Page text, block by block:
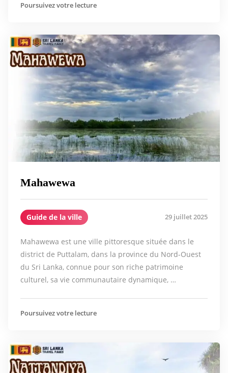
Poursuivez votre lecture
Mahawewa
Guide de la ville 29 juillet 2025
Mahawewa est une ville pittoresque située dans le
district de Puttalam, dans la province du Nord-Ouest
du Sri Lanka, connue pour son riche patrimoine
culturel, sa vie communautaire dynamique, …
Poursuivez votre lecture